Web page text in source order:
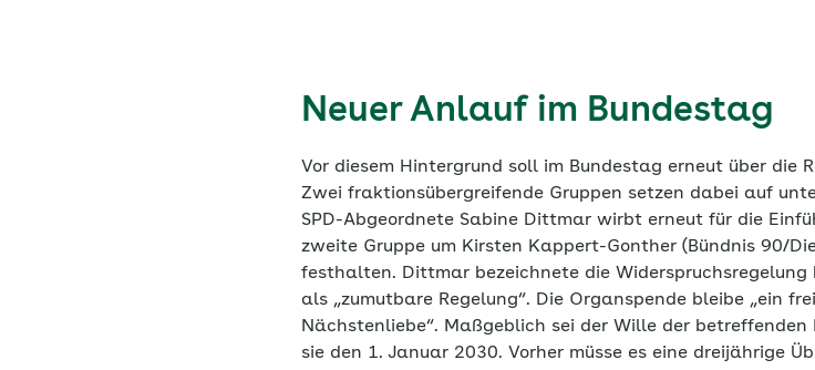
Neuer Anlauf im Bundestag
Vor diesem Hintergrund soll im Bundestag erneut über die
Zwei fraktionsübergreifende Gruppen setzen dabei auf
SPD-Abgeordnete Sabine Dittmar wirbt erneut für die
zweite Gruppe um Kirsten Kappert-Gonther (Bündnis 90/
festhalten. Dittmar bezeichnete die
als „zumutbare Regelung“. Die Organspende bleibe „ein
Nächstenliebe“. Maßgeblich sei der Wille der
sie den 1. Januar 2030. Vorher müsse es eine dreijährige